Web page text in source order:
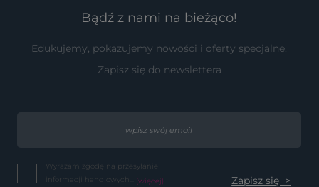
Bądź z nami na bieżąco!
Edukujemy, pokazujemy nowości i oferty specjalne.
Zapisz się do newslettera
Wyrażam zgodę na przesyłanie
informacji handlowych... (więcej)